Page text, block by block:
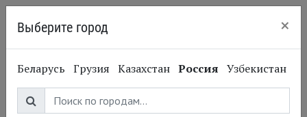
Выберите город ×
Беларусь Грузия Казахстан Россия Узбекистан